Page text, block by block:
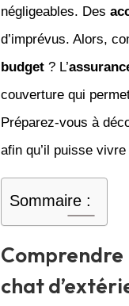
négligeables. Des
d’imprévus. Alors,
budget? L’
couverture qui
Préparez-vous à
afin qu’il puisse
Sommaire :
Comprendre
chat